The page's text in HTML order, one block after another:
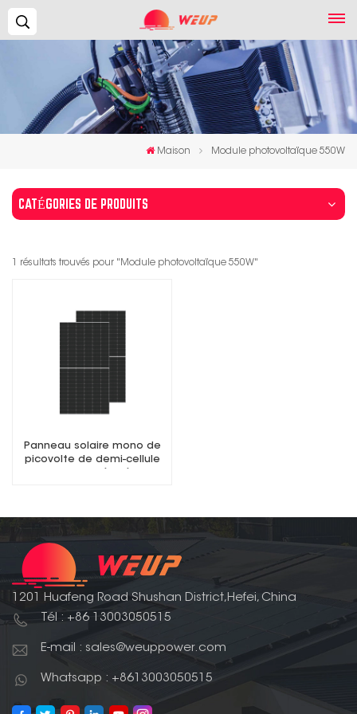
Maison Module photovoltaïque 550W
CATÉGORIES DE PRODUITS
1 résultats trouvés pour "Module photovoltaïque 550W"
Panneau solaire mono de
picovolte de demi-cellule
1201 Huafeng Road Shushan District,Hefei, China
Tél : +86 13003050515
E-mail : sales@weuppower.com
Whatsapp : +8613003050515